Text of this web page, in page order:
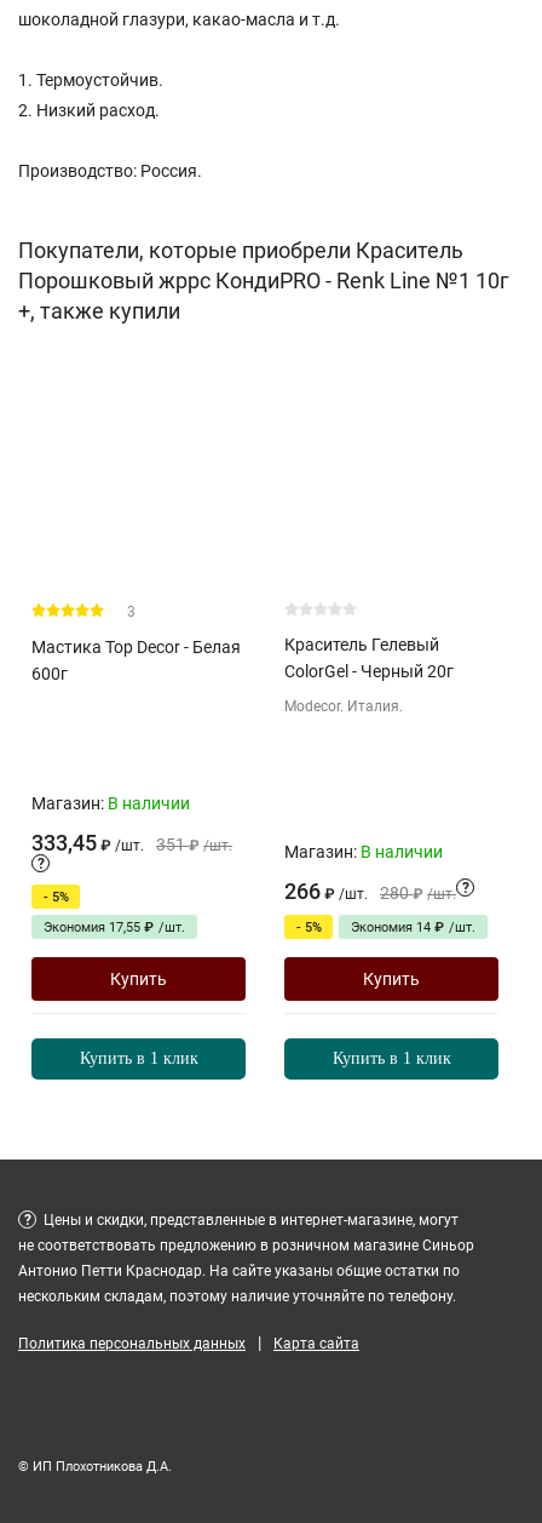
шоколадной глазури, какао-масла и т.д.
1. Термоустойчив.
2. Низкий расход.
Производство: Россия.
Покупатели, которые приобрели Краситель
Порошковый жррс КондиPRO - Renk Line №1 10г
+, также купили
3
Мастика Top Decor - Белая
600г
Магазин: В наличии
333,45 ₽ /шт. 351 ₽ /шт.
?
- 5%
Экономия 17,55 ₽ /шт.
Купить
Купить в 1 клик
Краситель Гелевый
ColorGel - Черный 20г
Modecor. Италия.
Магазин: В наличии
266 ₽ /шт. 280 ₽ /шт. ?
- 5% Экономия 14 ₽ /шт.
Купить
Купить в 1 клик
?
Цены и скидки, представленные в интернет-магазине, могут
не соответствовать предложению в розничном магазине Синьор
Антонио Петти Краснодар. На сайте указаны общие остатки по
нескольким складам, поэтому наличие уточняйте по телефону.
Политика персональных данных | Карта сайта
© ИП Плохотникова Д.А.